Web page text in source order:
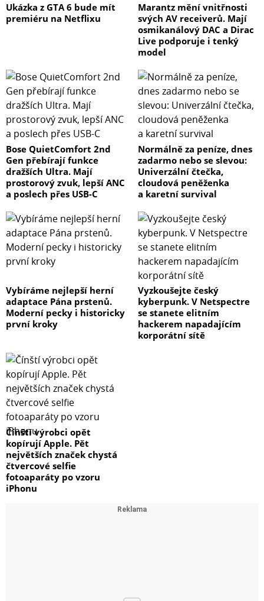
Ukázka z GTA 6 bude mít
premiéru na Netflixu
Marantz mění vnitřnosti
svých AV receiverů. Mají
osmikanálový DAC a Dirac
Live podporuje i tenký
model
Bose QuietComfort 2nd
Gen přebírají funkce
dražších Ultra. Mají
prostorový zvuk, lepší ANC
a poslech přes USB-C
Normálně za peníze, dnes
zadarmo nebo se slevou:
Univerzální čtečka,
cloudová peněženka
a karetní survival
Vybíráme nejlepší herní
adaptace Pána prstenů.
Moderní pecky i historicky
první kroky
Vyzkoušejte český
kyberpunk. V Netspectre
se stanete elitním
hackerem napadajícím
korporátní sítě
Čínští výrobci opět
kopírují Apple. Pět
největších značek chystá
čtvercové selfie
fotoaparáty po vzoru
iPhonu